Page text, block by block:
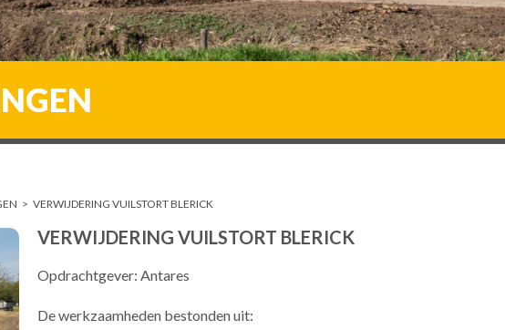
> VERWIJDERING VUILSTORT BLERICK
VERWIJDERING VUILSTORT BLERICK
Opdrachtgever: Antares
De werkzaamheden bestonden uit: